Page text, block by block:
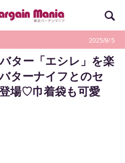
2025/9/ 5
ター「エシレ」を楽
ターナイフとのセ
場♡巾着袋も可愛